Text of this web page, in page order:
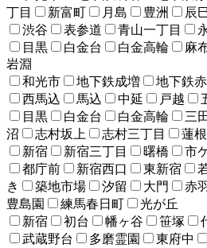
丁目
新富町 月島 豊洲 辰
渋谷
表参道 青山一丁目
目黒
白金台 白金高輪 麻
岩淵
和光市
地下鉄成増 地下鉄
西馬込
馬込 中延 戸越
目黒
白金台 白金高輪 三田
沼
志村坂上 志村三丁目 蓮根
新宿
新宿三丁目 曙橋 市
都庁前
新宿西口 東新宿
き
築地市場 汐留 大門 赤
豊島園
練馬春日町
光が丘
新宿
初台 幡ヶ谷 笹塚
武蔵野台
多磨霊園 東府中